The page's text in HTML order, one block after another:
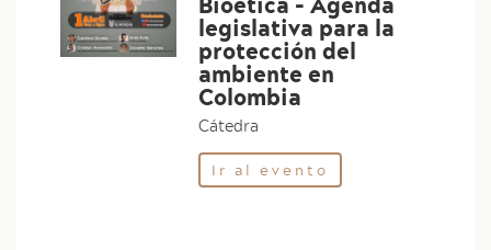
legislativa para la
protección del
ambiente en
Colombia
Cátedra
Ir al evento